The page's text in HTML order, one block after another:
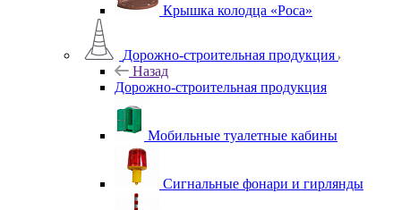
Крышка колодца «Роса»
Дорожно-строительная продукция
Назад
Дорожно-строительная продукция
Мобильные туалетные кабины
Сигнальные фонари и гирлянды